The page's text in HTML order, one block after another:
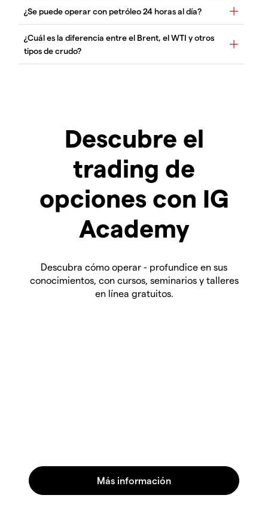
Descubre el
trading de
opciones con IG
Academy
Descubra cómo operar - profundice en sus
conocimientos, con cursos, seminarios y talleres
en línea gratuitos.